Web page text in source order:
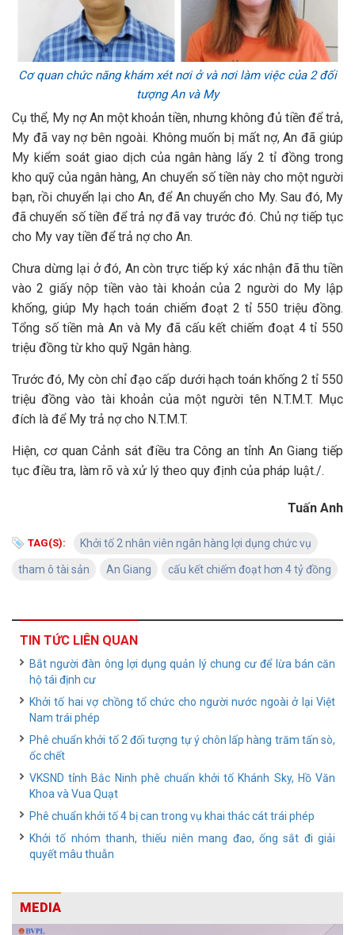
Cơ quan chức năng khám xét nơi ở và nơi làm việc của 2 đối
tượng An và My
Cụ thể, My nợ An một khoản tiền, nhưng không đủ tiền để trả,
My đã vay nợ bên ngoài. Không muốn bị mất nợ, An đã giúp
My kiểm soát giao dịch của ngân hàng lấy 2 tỉ đồng trong
kho quỹ của ngân hàng, An chuyển số tiền này cho một người
bạn, rồi chuyển lại cho An, để An chuyển cho My. Sau đó, My
đã chuyển số tiền để trả nợ đã vay trước đó. Chủ nợ tiếp tục
cho My vay tiền để trả nợ cho An.
Chưa dừng lại ở đó, An còn trực tiếp ký xác nhận đã thu tiền
vào 2 giấy nộp tiền vào tài khoản của 2 người do My lập
khống, giúp My hạch toán chiếm đoạt 2 tỉ 550 triệu đồng.
Tổng số tiền mà An và My đã cấu kết chiếm đoạt 4 tỉ 550
triệu đồng từ kho quỹ Ngân hàng.
Trước đó, My còn chỉ đạo cấp dưới hạch toán khống 2 tỉ 550
triệu đồng vào tài khoản của một người tên N.T.M.T. Mục
đích là để My trả nợ cho N.T.M.T.
Hiện, cơ quan Cảnh sát điều tra Công an tỉnh An Giang tiếp
tục điều tra, làm rõ và xử lý theo quy định của pháp luật./.
Tuấn Anh
TAG(S): Khởi tố 2 nhân viên ngân hàng lợi dụng chức vụ
tham ô tài sản An Giang cấu kết chiếm đoạt hơn 4 tỷ đồng
TIN TỨC LIÊN QUAN
Bắt người đàn ông lợi dụng quản lý chung cư để lừa bán căn
hộ tái định cư
Khởi tố hai vợ chồng tổ chức cho người nước ngoài ở lại Việt
Nam trái phép
Phê chuẩn khởi tố 2 đối tượng tự ý chôn lấp hàng trăm tấn sò,
ốc chết
VKSND tỉnh Bắc Ninh phê chuẩn khởi tố Khánh Sky, Hồ Văn
Khoa và Vua Quạt
Phê chuẩn khởi tố 4 bị can trong vụ khai thác cát trái phép
Khởi tố nhóm thanh, thiếu niên mang đao, ống sắt đi giải
quyết mâu thuẫn
MEDIA